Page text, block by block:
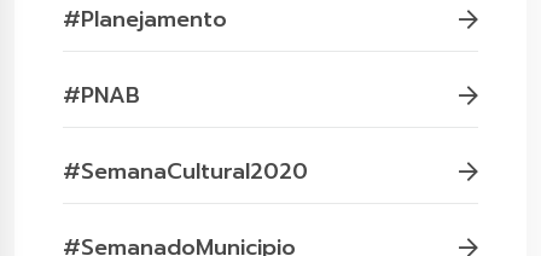
#Planejamento
#PNAB
#SemanaCultural2020
#SemanadoMunicipio